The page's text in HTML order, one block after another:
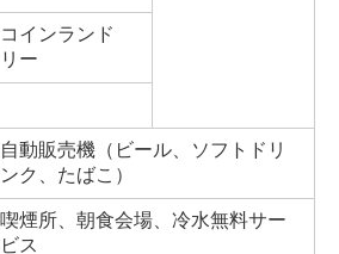
コインランド
リー
自動販売機（ビール、ソフトドリ
ンク、たばこ）
喫煙所、朝食会場、冷水無料サー
ビス